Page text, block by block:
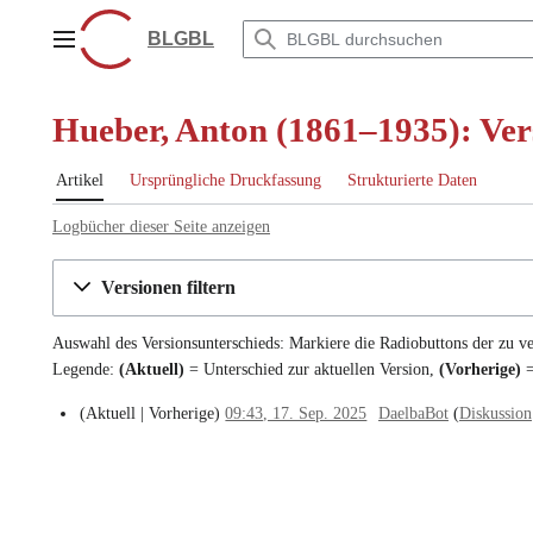
springenHauptmenüBLGBL
Hueber, Anton (1861–1935):
Artikel Ursprüngliche Druckfassung Strukturierte Daten
Logbücher dieser Seite anzeigen
Versionen filtern
Auswahl des Versionsunterschieds: Markiere die Radiobuttons der zu
Legende: (Aktuell) = Unterschied zur aktuellen Version, (Vorherige)
Aktuell Vorherige 09:43, 17. Sep. 2025 DaelbaBot Diskussion